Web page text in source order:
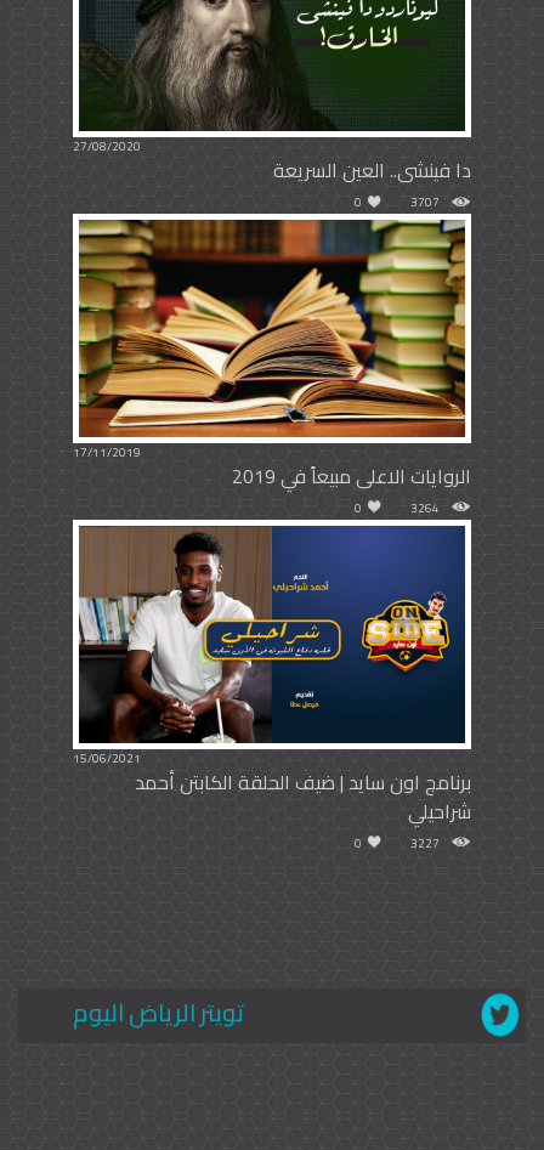
27/08/2020
دا فينشى.. العين السريعة
3707
0
17/11/2019
الروايات الاعلى مبيعاً في 2019
3264
0
15/06/2021
برنامج اون سايد | ضيف الحلقة الكابتن أحمد
شراحيلي
3227
0
تويتر الرياض اليوم